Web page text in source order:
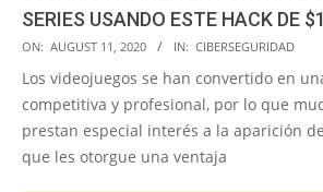
SERIES USANDO ESTE HACK DE
2020-
08-
11
ON: AUGUST 11, 2020 IN: CIBERSEGURIDAD
Los videojuegos se han convertido en
competitiva y profesional, por lo que
prestan especial interés a la aparición
que les otorgue una ventaja